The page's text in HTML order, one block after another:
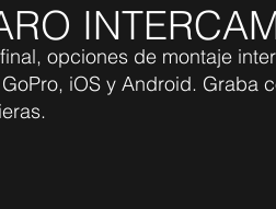
opciones de montaje
iOS y Android. Graba